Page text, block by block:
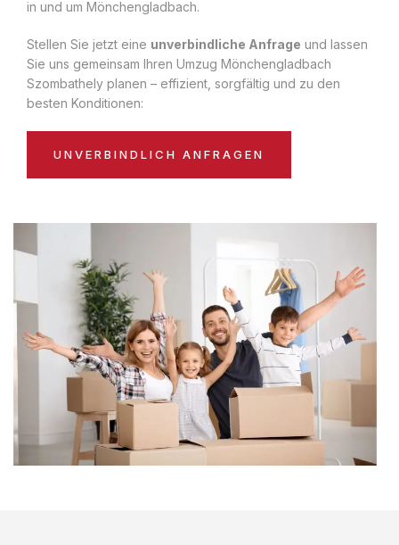
in und um Mönchengladbach.
Stellen Sie jetzt eine unverbindliche Anfrage und lassen
Sie uns gemeinsam Ihren Umzug Mönchengladbach
Szombathely planen – effizient, sorgfältig und zu den
besten Konditionen:
UNVERBINDLICH ANFRAGEN